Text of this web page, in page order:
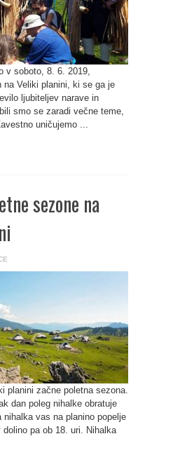
v soboto, 8. 6. 2019,
na Veliki planini, ki se ga je
ljubiteljev narave in
smo se zaradi večne teme,
uničujemo ...
sezone na
planini začne poletna sezona.
dan poleg nihalke obratuje
vas na planino popelje
pa ob 18. uri. Nihalka